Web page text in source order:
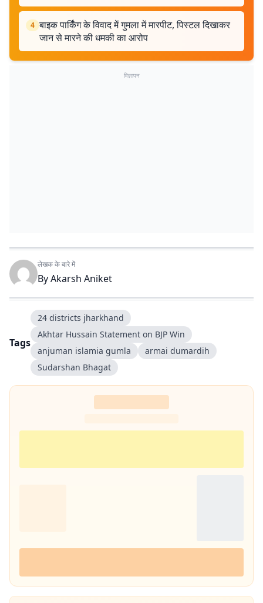
4 बाइक पार्किंग के विवाद में गुमला में मारपीट, पिस्टल दिखाकर
जान से मारने की धमकी का आरोप
विज्ञापन
लेखक के बारे में
ByAkarsh Aniket
Tags
24 districts jharkhand
Akhtar Hussain Statement on BJP Win
anjuman islamia gumla
armai dumardih
Sudarshan Bhagat